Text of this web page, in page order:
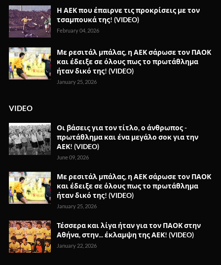
Η ΑΕΚ που έπαιρνε τις προκρίσεις με τον
τσαμπουκά της! (VIDEO)
February 04, 2026
Με ρεσιτάλ μπάλας, η ΑΕΚ σάρωσε τον ΠΑΟΚ
και έδειξε σε όλους πως το πρωτάθλημα
ήταν δικό της! (VIDEO)
January 25, 2026
VIDEO
Οι βάσεις για τον τίτλο, ο άνθρωπος -
πρωτάθλημα και ένα μεγάλο σοκ για την
ΑΕΚ! (VIDEO)
June 09, 2026
Με ρεσιτάλ μπάλας, η ΑΕΚ σάρωσε τον ΠΑΟΚ
και έδειξε σε όλους πως το πρωτάθλημα
ήταν δικό της! (VIDEO)
January 25, 2026
Τέσσερα και λίγα ήταν για τον ΠΑΟΚ στην
Αθήνα, στην... έκλαμψη της ΑΕΚ! (VIDEO)
January 22, 2026